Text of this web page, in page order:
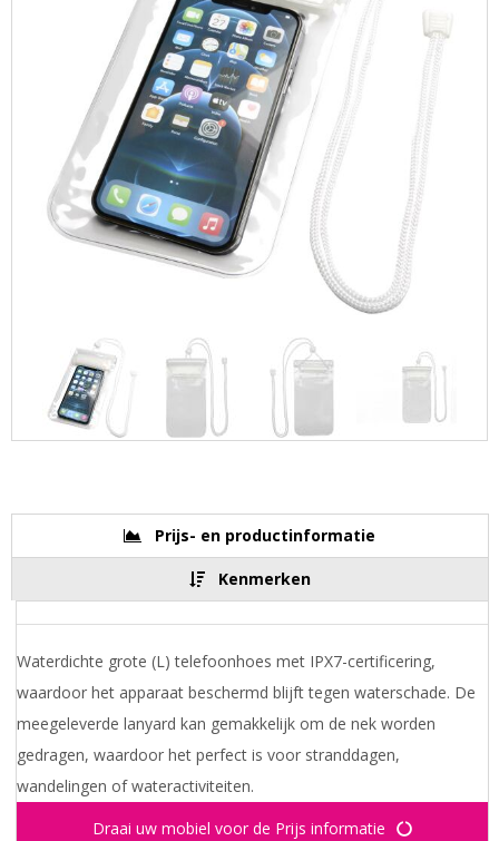
Prijs- en productinformatie
Kenmerken
Waterdichte grote (L) telefoonhoes met IPX7-certificering,
waardoor het apparaat beschermd blijft tegen waterschade. De
meegeleverde lanyard kan gemakkelijk om de nek worden
gedragen, waardoor het perfect is voor stranddagen,
wandelingen of wateractiviteiten.
Draai uw mobiel voor de Prijs informatie